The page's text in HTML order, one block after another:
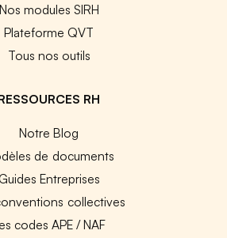
Nos modules SIRH
Plateforme QVT
Tous nos outils
RH
Notre Blog
de documents
Entreprises
collectives
codes APE / NAF